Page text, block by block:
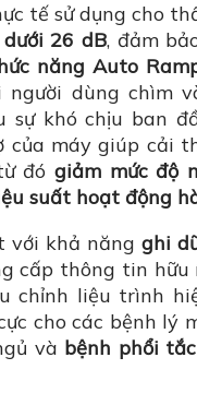
tế sử dụng cho
26 dB, đảm
năng Auto
dùng chìm
sự khó chịu ban
của máy giúp cải
đó giảm mức độ
suất hoạt động
với khả năng ghi
cấp thông tin hữu
chỉnh liệu trình
cho các bệnh lý
và bệnh phổi